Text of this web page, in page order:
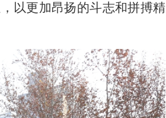
， 以更加昂扬的斗志和拼搏精